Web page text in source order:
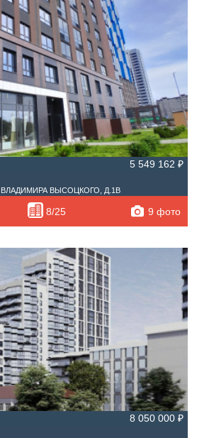
5 549 162 ₽
ВЛАДИМИРА ВЫСОЦКОГО, Д.1В
8/25 9 фото
8 050 000 ₽